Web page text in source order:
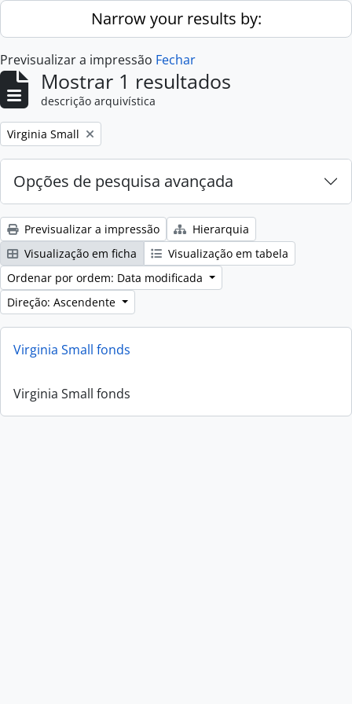
Skip to main contentNarrow your results by:
Previsualizar a impressão Fechar
Mostrar 1 resultados
descrição arquivística
Remove filter:
Virginia Small
Opções de pesquisa avançada
Previsualizar a impressão
Hierarquia
Visualização em ficha
Visualização em tabela
Ordenar por ordem: Data modificada
Direção: Ascendente
Virginia Small fonds
Virginia Small fonds